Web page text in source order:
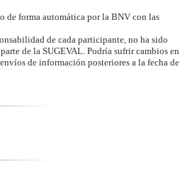
de forma automática por la BNV con las
de cada participante, no ha sido
de la SUGEVAL. Podría sufrir cambios en
de información posteriores a la fecha de